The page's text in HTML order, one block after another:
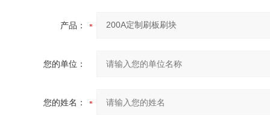
产品：
您的单位：
您的姓名：